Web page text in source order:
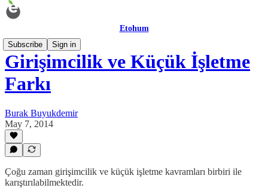
Etohum
Subscribe
Sign in
Girişimcilik ve Küçük İşletme
Farkı
Burak Buyukdemir
May 7, 2014
Çoğu zaman girişimcilik ve küçük işletme kavramları birbiri ile
karıştırılabilmektedir.